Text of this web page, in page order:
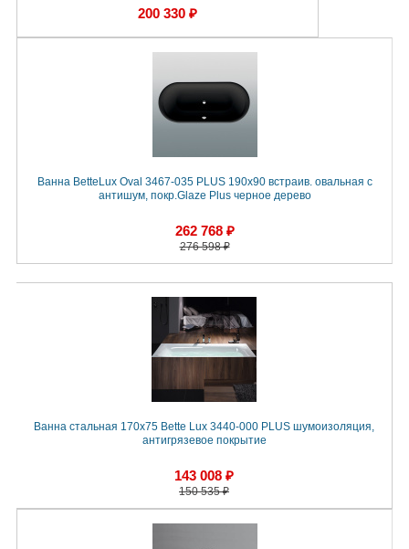
200 330 ₽
Ванна BetteLux Oval 3467-035 PLUS 190x90 встраив. овальная с
антишум, покр.Glaze Plus черное дерево
262 768 ₽
276 598 ₽
Ванна стальная 170х75 Bette Lux 3440-000 PLUS шумоизоляция,
антигрязевое покрытие
143 008 ₽
150 535 ₽